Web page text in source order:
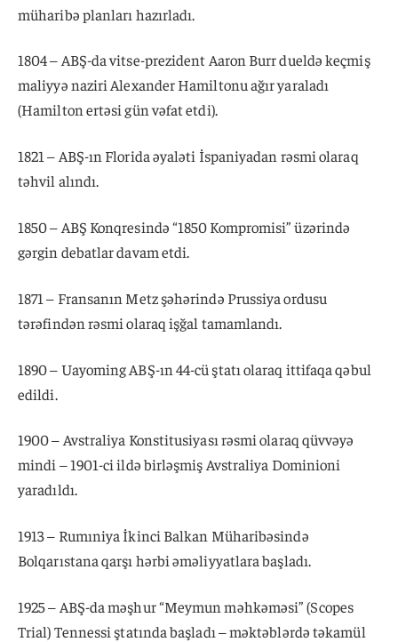
müharibə planları hazırladı.
1804 – ABŞ-da vitse-prezident Aaron Burr dueldə keçmiş
maliyyə naziri Alexander Hamiltonu ağır yaraladı
(Hamilton ertəsi gün vəfat etdi).
1821 – ABŞ-ın Florida əyaləti İspaniyadan rəsmi olaraq
təhvil alındı.
1850 – ABŞ Konqresində “1850 Kompromisi” üzərində
gərgin debatlar davam etdi.
1871 – Fransanın Metz şəhərində Prussiya ordusu
tərəfindən rəsmi olaraq işğal tamamlandı.
1890 – Uayoming ABŞ-ın 44-cü ştatı olaraq ittifaqa qəbul
edildi.
1900 – Avstraliya Konstitusiyası rəsmi olaraq qüvvəyə
mindi – 1901-ci ildə birləşmiş Avstraliya Dominioni
yaradıldı.
1913 – Rumıniya İkinci Balkan Müharibəsində
Bolqarıstana qarşı hərbi əməliyyatlara başladı.
1925 – ABŞ-da məşhur “Meymun məhkəməsi” (Scopes
Trial) Tennessi ştatında başladı – məktəblərdə təkamül